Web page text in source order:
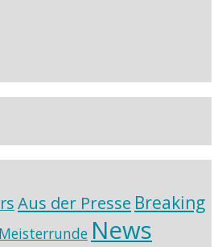
Aus der Presse Breaking
Meisterrunde News